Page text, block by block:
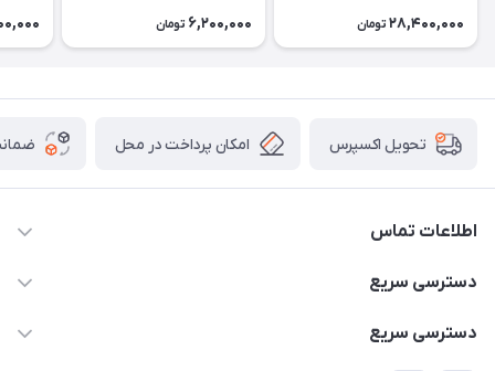
28,400,000 تومان 6,200,000 تومان
تحویل اکسپرس امکان پرداخت در محل
اطلاعات تماس
۰۹۳۵۶۰۴۰۳۶۵
دسترسی سریع
اسکیت فلایینگ ایگل
دسترسی سریع